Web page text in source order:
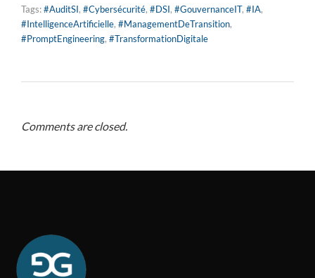
Tags:#AuditSI, #Cybersécurité, #DSI, #GouvernanceIT, #IA,
#IntelligenceArtificielle, #ManagementDeTransition,
#PromptEngineering, #TransformationDigitale
Comments are closed.